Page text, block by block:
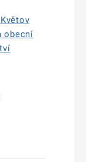
obecní